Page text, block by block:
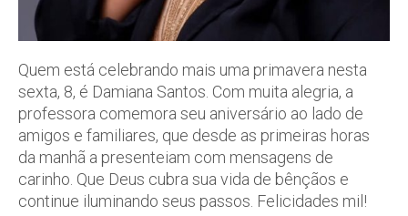
Quem está celebrando mais uma primavera nesta
sexta, 8, é Damiana Santos. Com muita alegria, a
professora comemora seu aniversário ao lado de
amigos e familiares, que desde as primeiras horas
da manhã a presenteiam com mensagens de
carinho. Que Deus cubra sua vida de bênçãos e
continue iluminando seus passos. Felicidades mil!